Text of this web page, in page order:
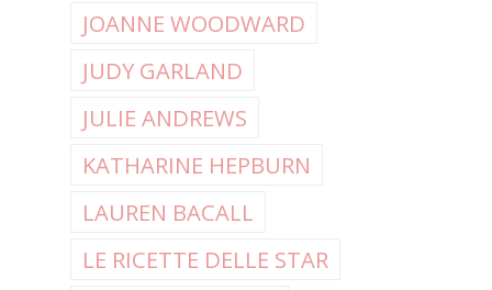
JOANNE WOODWARD
JUDY GARLAND
JULIE ANDREWS
KATHARINE HEPBURN
LAUREN BACALL
LE RICETTE DELLE STAR